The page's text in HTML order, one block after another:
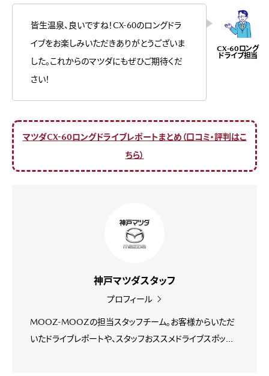
皆生温泉、良いですね！CX-60のロングドラ
イブをお楽しみいただきありがとうございま
した。これからのマツダにもぜひご期待くだ
さい！
マツダCX-60ロングドライブレポートまとめ（口コミ・評判はこ
ちら）
神戸マツダスタッフ
プロフィール
MOOZ-MOOZの担当スタッフチーム。お客様からいただ
いたドライブレポートや、スタッフおススメドライブスポッ...